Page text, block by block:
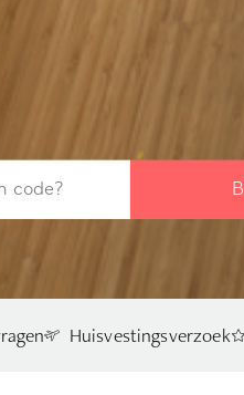
Huisvestingsverzoek